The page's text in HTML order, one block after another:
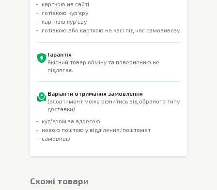
карткою на сайті
готівкою кур'єру
карткою кур'єру
готівкою або карткою на касі під час самовивозу
Гарантія
Якісний товар обміну та поверненню не
підлягає.
Варіанти отримання замовлення
(асортимент може різнитись від обраного типу
доставки)
кур'єром за адресою
новою поштою у відділення/поштомат
самовивіз
Cхожі товари